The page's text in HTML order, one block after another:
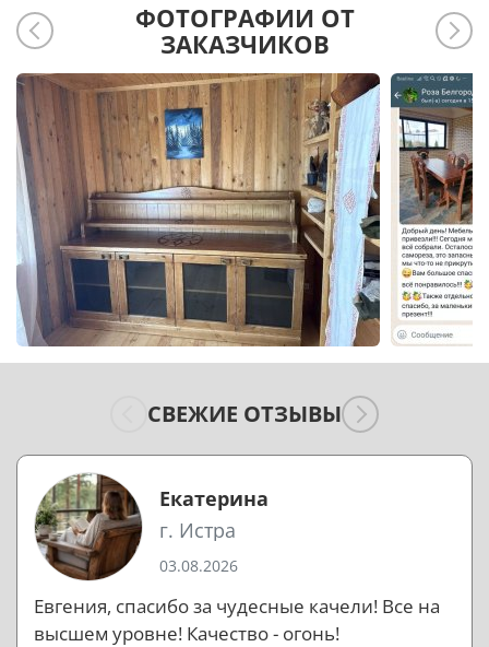
ФОТОГРАФИИ ОТ
ЗАКАЗЧИКОВ
СВЕЖИЕ ОТЗЫВЫ
Екатерина
г. Истра
03.08.2026
Евгения, спасибо за чудесные качели! Все на
высшем уровне! Качество - огонь!